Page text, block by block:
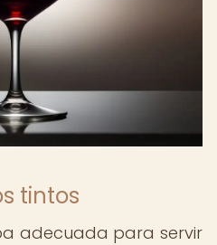
tintos
adecuada para servir